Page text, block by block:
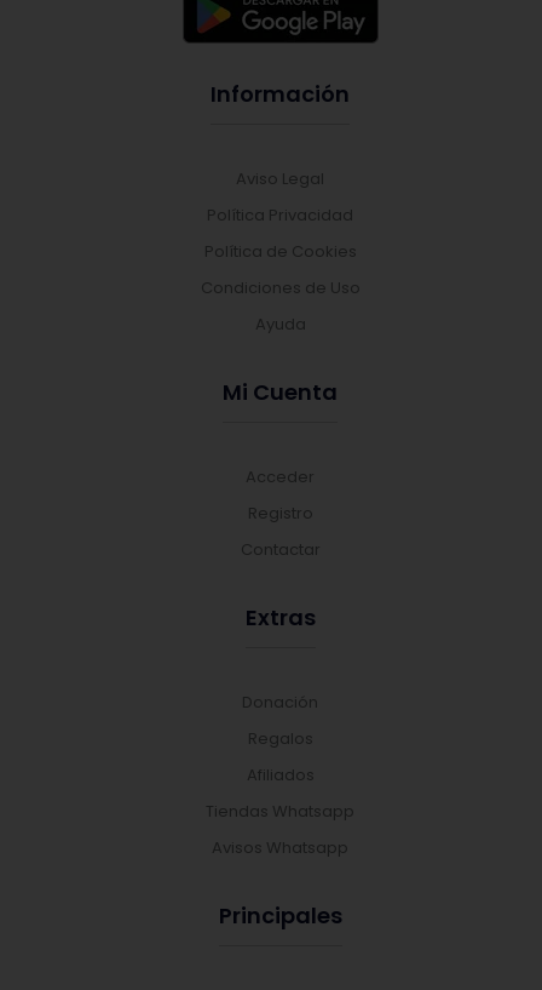
Información
Aviso Legal
Política Privacidad
Política de Cookies
Condiciones de Uso
Ayuda
Mi Cuenta
Acceder
Registro
Contactar
Extras
Donación
Regalos
Afiliados
Tiendas Whatsapp
Avisos Whatsapp
Principales